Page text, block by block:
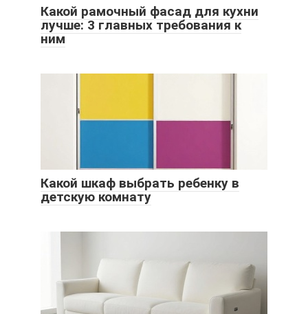
Какой рамочный фасад для кухни
лучше: 3 главных требования к
ним
Какой шкаф выбрать ребенку в
детскую комнату